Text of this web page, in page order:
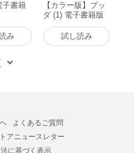
子書籍
み
【カラー版】ブッ
ダ (1) 電子書籍版
試し読み
よくあるご質問
アニュースレター
に基づく表示